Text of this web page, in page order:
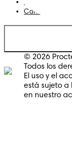
Cambiar el
© 2026
Todos los
El uso y el
está sujeto a
en nuestro